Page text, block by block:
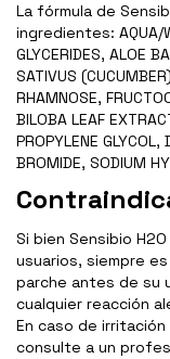
La fórmula de
ingredientes: AQUA/
GLYCERIDES, ALOE
SATIVUS
RHAMNOSE,
BILOBA LEAF
PROPYLENE
BROMIDE, SODIUM
Si bien Sensibio
usuarios, siempre
parche antes de su
cualquier reacción
En caso de
consulte a un